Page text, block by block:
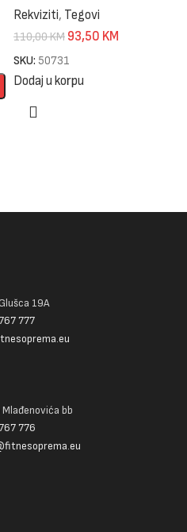
Rekviziti, Tegovi
110,00KM 93,50 KM
SKU: 50731
Dodaj u korpu
19A
777
Mlađenovića bb
776